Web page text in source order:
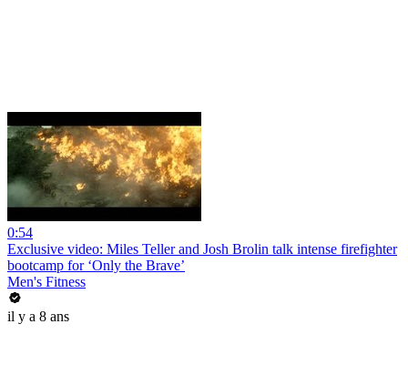
0:54
Exclusive video: Miles Teller and Josh Brolin talk intense firefighter
bootcamp for ‘Only the Brave’
Men's Fitness
il y a 8 ans